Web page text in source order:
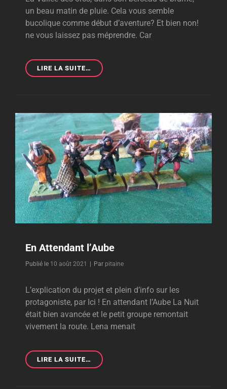
un beau matin de pluie. Cela vous semble
bucolique comme début d’aventure? Et bien non!
ne vous laissez pas méprendre. Car
LIRE LA SUITE… SUPERTRAMP
En Attendant l’Aube
Publié le 10 août 2021 Par Byline
pitaine
L’explication du projet et plein d’info sur les
protagoniste, par Ici ! En attendant l’Aube La Nuit
était bien avancée et le petit groupe remontait
vivement la route. Lena menait
LIRE LA SUITE…
ATTENDANT